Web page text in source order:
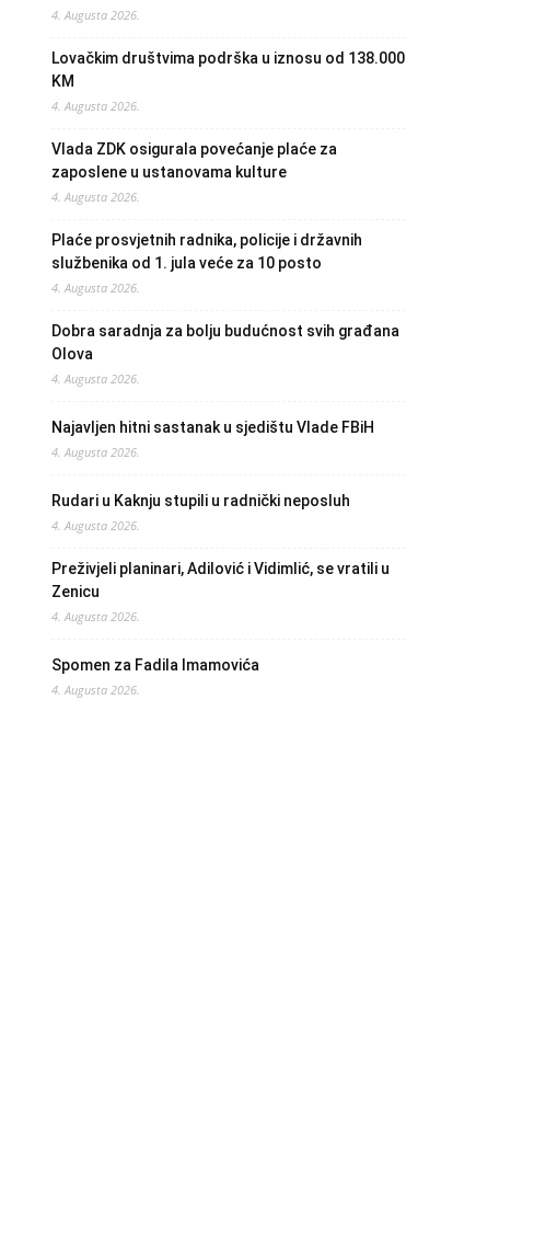
4. Augusta 2026.
Lovačkim društvima podrška u iznosu od 138.000
KM
4. Augusta 2026.
Vlada ZDK osigurala povećanje plaće za
zaposlene u ustanovama kulture
4. Augusta 2026.
Plaće prosvjetnih radnika, policije i državnih
službenika od 1. jula veće za 10 posto
4. Augusta 2026.
Dobra saradnja za bolju budućnost svih građana
Olova
4. Augusta 2026.
Najavljen hitni sastanak u sjedištu Vlade FBiH
4. Augusta 2026.
Rudari u Kaknju stupili u radnički neposluh
4. Augusta 2026.
Preživjeli planinari, Adilović i Vidimlić, se vratili u
Zenicu
4. Augusta 2026.
Spomen za Fadila Imamovića
4. Augusta 2026.